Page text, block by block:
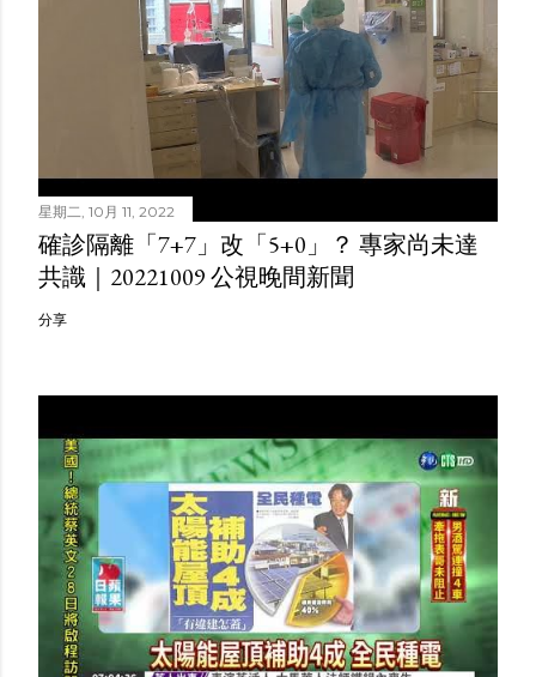
星期二, 10月 11, 2022
確診隔離「7+7」改「5+0」？ 專家尚未達
共識｜20221009 公視晚間新聞
分享